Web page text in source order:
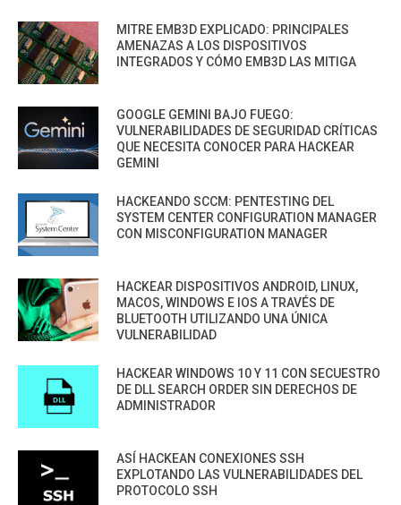
MITRE EMB3D EXPLICADO: PRINCIPALES
AMENAZAS A LOS DISPOSITIVOS
INTEGRADOS Y CÓMO EMB3D LAS MITIGA
GOOGLE GEMINI BAJO FUEGO:
VULNERABILIDADES DE SEGURIDAD CRÍTICAS
QUE NECESITA CONOCER PARA HACKEAR
GEMINI
HACKEANDO SCCM: PENTESTING DEL
SYSTEM CENTER CONFIGURATION MANAGER
CON MISCONFIGURATION MANAGER
HACKEAR DISPOSITIVOS ANDROID, LINUX,
MACOS, WINDOWS E IOS A TRAVÉS DE
BLUETOOTH UTILIZANDO UNA ÚNICA
VULNERABILIDAD
HACKEAR WINDOWS 10 Y 11 CON SECUESTRO
DE DLL SEARCH ORDER SIN DERECHOS DE
ADMINISTRADOR
ASÍ HACKEAN CONEXIONES SSH
EXPLOTANDO LAS VULNERABILIDADES DEL
PROTOCOLO SSH